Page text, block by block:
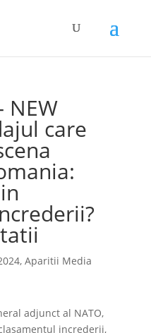
NEW
care
, Aparitii Media
adjunct al NATO,
increderii,